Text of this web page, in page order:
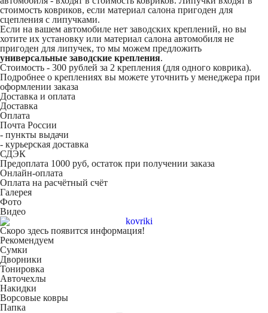
стоимость ковриков, если материал салона пригоден для
сцепления с липучками.
Если на вашем автомобиле нет заводских креплений, но вы
хотите их установку или материал салона автомобиля не
пригоден для липучек, то мы можем предложить
универсальные заводские крепления.
Стоимость - 300 рублей за 2 крепления (для одного коврика).
Подробнее о креплениях вы можете уточнить у менеджера при
оформлении заказа
Доставка и оплата
Доставка
Оплата
Почта России
- пункты выдачи
- курьерская доставка
СДЭК
Предоплата 1000 руб, остаток при получении заказа
Онлайн-оплата
Оплата на расчётный счёт
Галерея
Фото
Видео
Скоро здесь появится информация!
Рекомендуем
Сумки
Дворники
Тонировка
Авточехлы
Накидки
Ворсовые ковры
Папка